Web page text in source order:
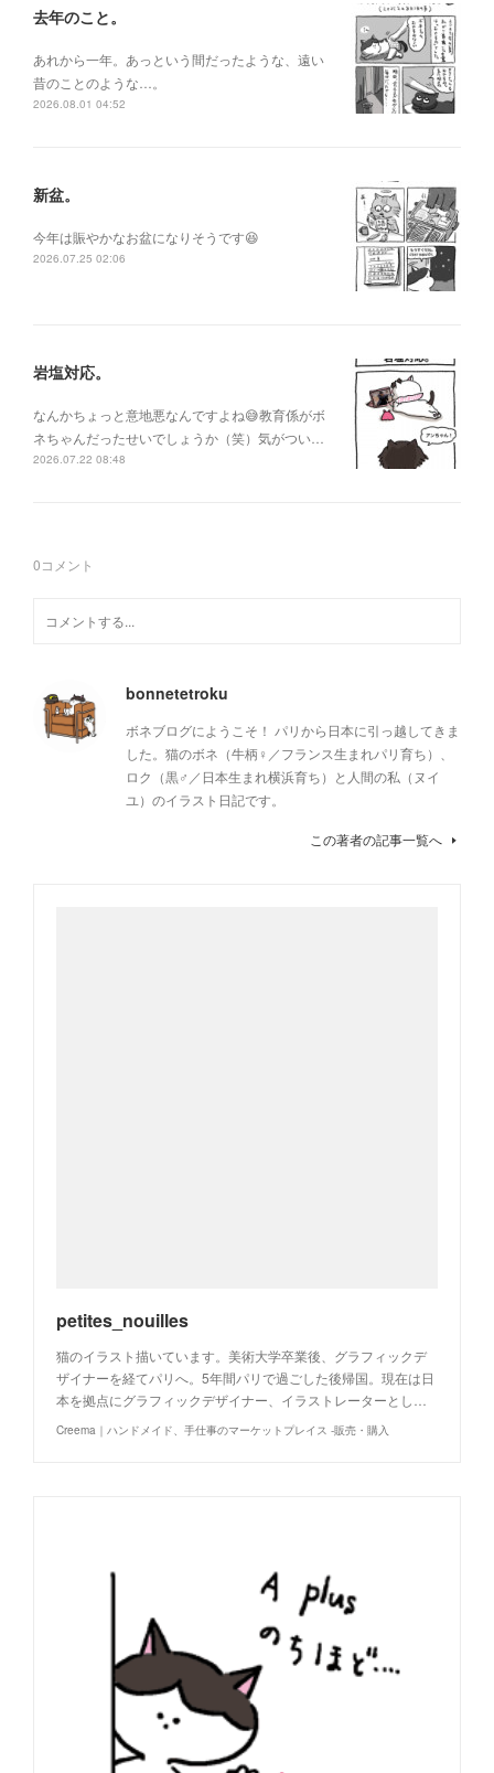
去年のこと。
あれから一年。あっという間だったような、遠い
昔のことのような…。
2026.08.01 04:52
新盆。
今年は賑やかなお盆になりそうです😆
2026.07.25 02:06
岩塩対応。
なんかちょっと意地悪なんですよね😅教育係がボ
ネちゃんだったせいでしょうか（笑）気がつい…
2026.07.22 08:48
0コメント
bonnetetroku
ボネブログにようこそ！ パリから日本に引っ越してきま
した。猫のボネ（牛柄♀／フランス生まれパリ育ち）、
ロク（黒♂／日本生まれ横浜育ち）と人間の私（ヌイ
ユ）のイラスト日記です。
この著者の記事一覧へ
petites_nouilles
猫のイラスト描いています。美術大学卒業後、グラフィックデ
ザイナーを経てパリへ。5年間パリで過ごした後帰国。現在は日
本を拠点にグラフィックデザイナー、イラストレーターとし…
Creema｜ハンドメイド、手仕事のマーケットプレイス -販売・購入